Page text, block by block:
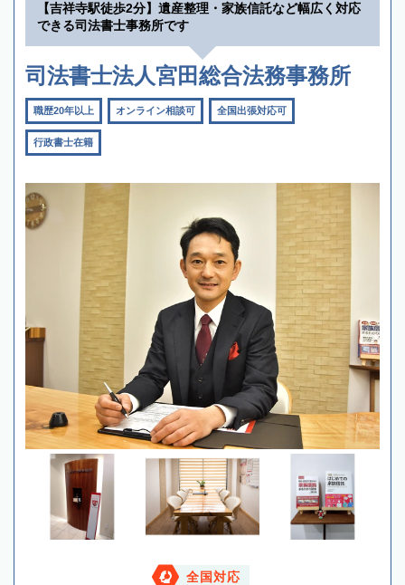
【吉祥寺駅徒歩2分】遺産整理・家族信託など幅広く対応
できる司法書士事務所です
司法書士法人宮田総合法務事務所
職歴20年以上 オンライン相談可 全国出張対応可
行政書士在籍
全国対応